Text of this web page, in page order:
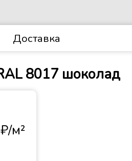
Доставка
8017 шоколад
м²